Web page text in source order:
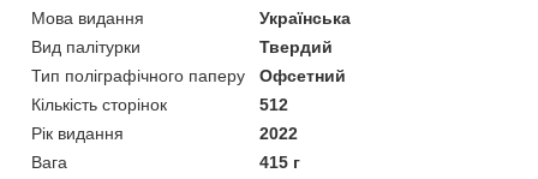
Мова видання
Українська
Вид палітурки
Твердий
Тип поліграфічного паперу
Офсетний
Кількість сторінок
512
Рік видання
2022
Вага
415 г